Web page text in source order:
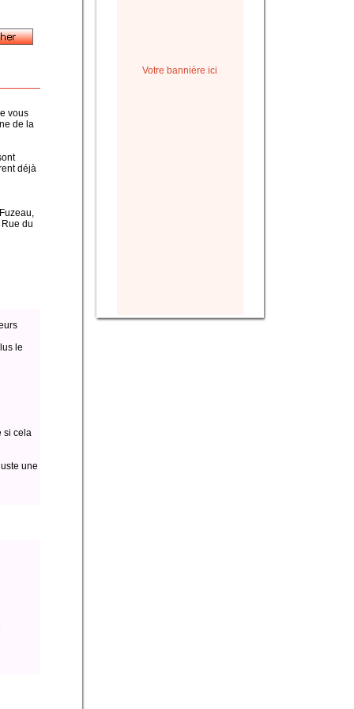
vous
de la
déjà
du
le
si cela
une
Votre bannière ici